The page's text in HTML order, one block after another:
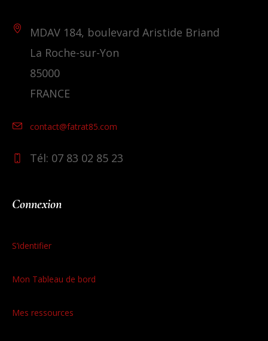
MDAV 184, boulevard Aristide Briand
La Roche-sur-Yon
85000
FRANCE
contact@fatrat85.com
Tél: 07 83 02 85 23
Connexion
S’identifier
Mon Tableau de bord
Mes ressources